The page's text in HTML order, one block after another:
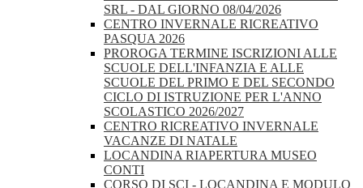
SRL - DAL GIORNO 08/04/2026
CENTRO INVERNALE RICREATIVO
PASQUA 2026
PROROGA TERMINE ISCRIZIONI ALLE
SCUOLE DELL'INFANZIA E ALLE
SCUOLE DEL PRIMO E DEL SECONDO
CICLO DI ISTRUZIONE PER L'ANNO
SCOLASTICO 2026/2027
CENTRO RICREATIVO INVERNALE
VACANZE DI NATALE
LOCANDINA RIAPERTURA MUSEO
CONTI
CORSO DI SCI - LOCANDINA E MODULO